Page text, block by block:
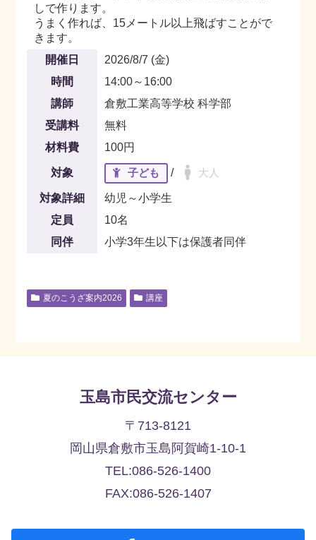
しで作ります。
うまく作れば、15メートル以上飛ばすことがで
きます。
開催日
2026/8/7 (金)
時間
14:00～16:00
講師
倉敷工業高等学校 科学部
受講料
無料
材料費
100円
対象 子ども / 大人
対象詳細
幼児～小学生
定員
10名
同伴
小学3年生以下は保護者同伴
夏のこうざ案内2026 講座
玉島市民交流センター
〒713-8121
岡山県倉敷市玉島阿賀崎1-10-1
TEL:086-526-1400
FAX:086-526-1407